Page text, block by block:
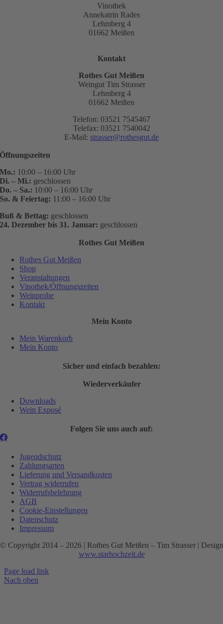
Vinothek
Annekatrin Rades
Lehmberg 4
01662 Meißen
Kontakt
Rothes Gut Meißen
Weingut Tim Strasser
Lehmberg 4
01662 Meißen
Telefon: 03521 7545467
Telefax: 03521 7540042
E-Mail: strasser@rothesgut.de
Öffnungszeiten
Mo.: 10:00 – 16:00 Uhr
Di. – Mi.: geschlossen
Do. – Sa.: 10:00 – 16:00 Uhr
So. & Feiertag: 11:00 – 16:00 Uhr
Buß & Bettag: geschlossen
24. Dezember bis 31. Januar: geschlossen
Rothes Gut Meißen
Rothes Gut Meißen
Shop
Veranstaltungen
Vinothek/Öffnungszeiten
Weinprobe
Kontakt
Mein Konto
Mein Warenkorb
Mein Konto
Sicher und einfach bezahlen:
Wiederverkäufer
Downloads
Wein Exposé
Folgen Sie uns auch auf:
Jugendschutz
Zahlungsarten
Lieferung und Versandkosten
Vertrag widerrufen
Widerrufsbelehrung
AGB
Cookie-Einstellungen
Datenschutz
Impressum
© Copyright 2014 – 2026 | Rothes Gut Meißen – Tim Strasser | Design
www.starhochzeit.de
Page load link
Nach oben